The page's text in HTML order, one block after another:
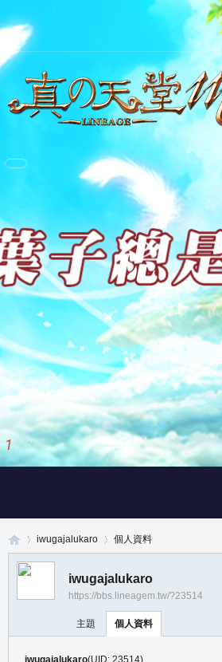
1 / 3
iwugajalukaro 個人資料
iwugajalukaro
https://bbs.lineagem.tw/?23514
主題 個人資料
iwugajalukaro(UID: 23514)